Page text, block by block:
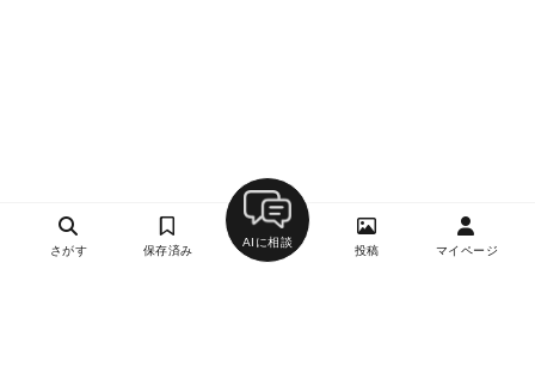
さがす 保存済み
AIに相談
投稿 マイページ